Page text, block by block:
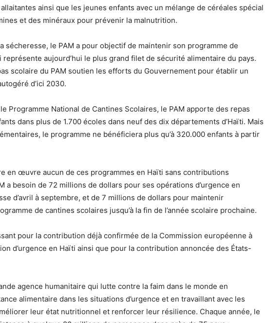
ainsi que les jeunes enfants avec un mélange de céréales spécial
et des minéraux pour prévenir la malnutrition.
sécheresse, le PAM a pour objectif de maintenir son programme de
aujourd’hui le plus grand filet de sécurité alimentaire du pays.
scolaire du PAM soutien les efforts du Gouvernement pour établir un
d’ici 2030.
Programme National de Cantines Scolaires, le PAM apporte des repas
dans plus de 1.700 écoles dans neuf des dix départements d’Haïti. Mais
le programme ne bénéficiera plus qu’à 320.000 enfants à partir
en œuvre aucun de ces programmes en Haïti sans contributions
a besoin de 72 millions de dollars pour ses opérations d’urgence en
d’avril à septembre, et de 7 millions de dollars pour maintenir
de cantines scolaires jusqu’à la fin de l’année scolaire prochaine.
pour la contribution déjà confirmée de la Commission européenne à
d’urgence en Haïti ainsi que pour la contribution annoncée des États-
agence humanitaire qui lutte contre la faim dans le monde en
alimentaire dans les situations d’urgence et en travaillant avec les
leur état nutritionnel et renforcer leur résilience. Chaque année, le